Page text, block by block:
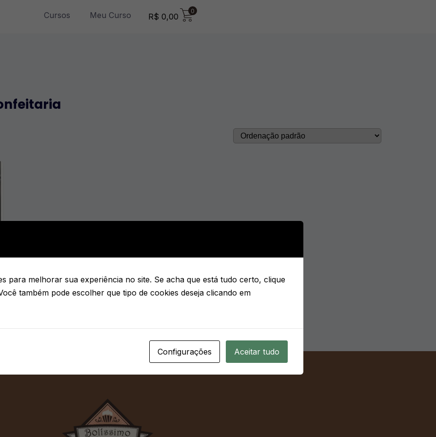
Cursos Meu Curso R$ 0,00
0
para melhorar sua experiência no site. Se acha que está tudo certo, clique
também pode escolher que tipo de cookies deseja clicando em
Configurações Aceitar tudo